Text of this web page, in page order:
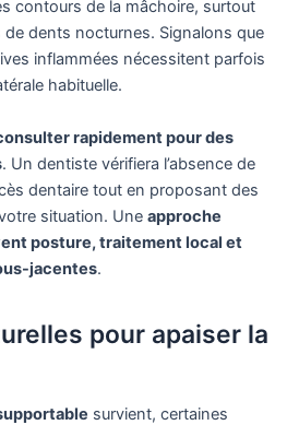
contours de la mâchoire, surtout
dents nocturnes. Signalons que
inflammées nécessitent parfois
habituelle.
rapidement pour des
. Un dentiste vérifiera l’absence de
dentaire tout en proposant des
situation. Une approche
posture, traitement local et
jacentes.
pour apaiser la
survient, certaines